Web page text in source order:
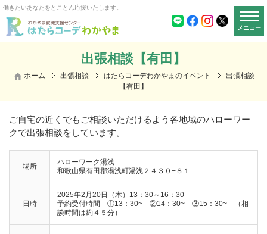
働きたいあなたをとことん応援いたします。
メニュー
出張相談【有田】
ホーム 出張相談 はたらコーデわかやまのイベント
出張相談
【有田】
ご自宅の近くでもご相談いただけるよう各地域のハローワー
クで出張相談をしています。
場所
ハローワーク湯浅
和歌山県有田郡湯浅町湯浅２４３０−８１
日時
2025年2月20日（木）13：30～16：30
予約受付時間 ①13：30~ ②14：30~ ③15：30~ （相
談時間は約４５分）